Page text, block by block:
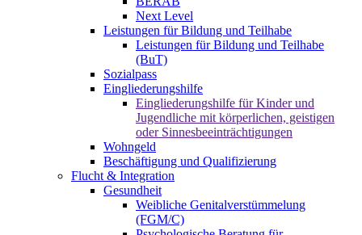
Next Level
Leistungen für Bildung und Teilhabe
Leistungen für Bildung und Teilhabe
(BuT)
Sozialpass
Eingliederungshilfe
Eingliederungshilfe für Kinder und
Jugendliche mit körperlichen, geistigen
oder Sinnesbeeinträchtigungen
Wohngeld
Beschäftigung und Qualifizierung
Flucht & Integration
Gesundheit
Weibliche Genitalverstümmelung
(FGM/C)